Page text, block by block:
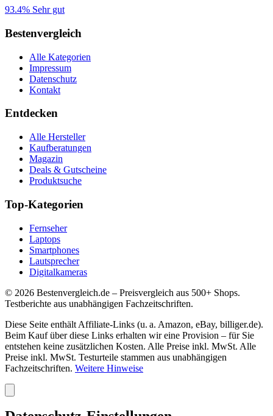
93.4% Sehr gut
Bestenvergleich
Alle Kategorien
Impressum
Datenschutz
Kontakt
Entdecken
Alle Hersteller
Kaufberatungen
Magazin
Deals & Gutscheine
Produktsuche
Top-Kategorien
Fernseher
Laptops
Smartphones
Lautsprecher
Digitalkameras
© 2026 Bestenvergleich.de – Preisvergleich aus 500+ Shops.
Testberichte aus unabhängigen Fachzeitschriften.
Diese Seite enthält Affiliate-Links (u. a. Amazon, eBay, billiger.de).
Beim Kauf über diese Links erhalten wir eine Provision – für Sie
entstehen keine zusätzlichen Kosten. Alle Preise inkl. MwSt. Alle
Preise inkl. MwSt. Testurteile stammen aus unabhängigen
Fachzeitschriften. Weitere Hinweise